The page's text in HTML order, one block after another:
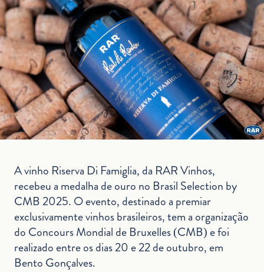
A vinho Riserva Di Famiglia, da RAR Vinhos,
recebeu a medalha de ouro no Brasil Selection by
CMB 2025. O evento, destinado a premiar
exclusivamente vinhos brasileiros, tem a organização
do Concours Mondial de Bruxelles (CMB) e foi
realizado entre os dias 20 e 22 de outubro, em
Bento Gonçalves.